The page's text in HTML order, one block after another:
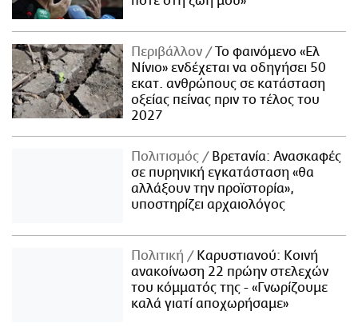
Περιβάλλον
Το φαινόμενο «Ελ
Νίνιο» ενδέχεται να οδηγήσει 50
εκατ. ανθρώπους σε κατάσταση
οξείας πείνας πριν το τέλος του
2027
Πολιτισμός
Βρετανία: Ανασκαφές
σε πυρηνική εγκατάσταση «θα
αλλάξουν την προϊστορία»,
υποστηρίζει αρχαιολόγος
Πολιτική
Καρυστιανού: Κοινή
ανακοίνωση 22 πρώην στελεχών
του κόμματός της - «Γνωρίζουμε
καλά γιατί αποχωρήσαμε»